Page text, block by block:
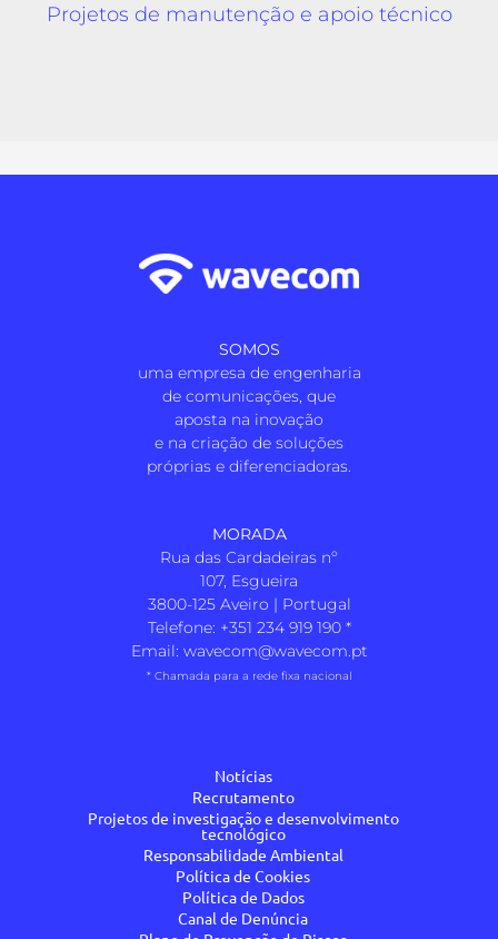
Projetos de manutenção e apoio técnico
SOMOS
uma empresa de engenharia
de comunicações, que
aposta na inovação
e na criação de soluções
próprias e diferenciadoras.
MORADA
Rua das Cardadeiras nº
107, Esgueira
3800-125 Aveiro | Portugal
Telefone: +351 234 919 190*
Email: wavecom@wavecom.pt
* Chamada para a rede fixa nacional
Notícias
Recrutamento
Projetos de investigação e desenvolvimento
tecnológico
Responsabilidade Ambiental
Política de Cookies
Política de Dados
Canal de Denúncia